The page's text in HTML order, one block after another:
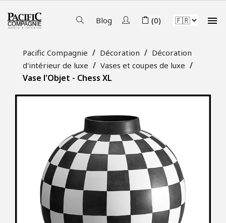
Blog (0) 
Pacific Compagnie Décoration
Décoration
d'intérieur de luxe
Vases et coupes de luxe
Vase l'Objet - Chess XL